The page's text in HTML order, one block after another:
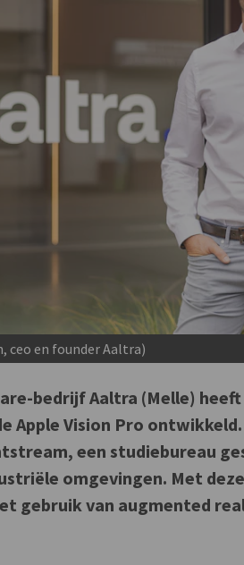
ceo en founder Aaltra)
bedrijf Aaltra (Melle)
Apple Vision Pro
een studiebureau
omgevingen. Met
gebruik van augmented